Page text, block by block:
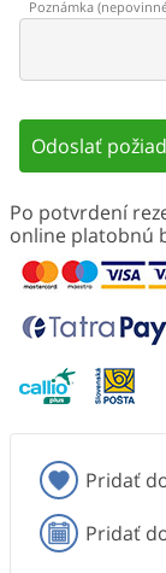
Poznámka (
Odoslať
Po potvrdení
online platobnú
Pridať
Pridať